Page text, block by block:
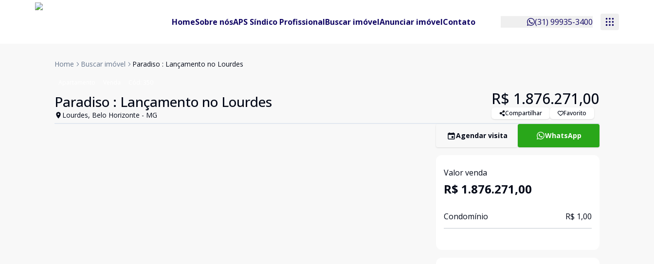
HomeSobre nósAPS Síndico ProfissionalBuscar imóvelAnunciar imóvelContato (31) 99935-3400
Home Buscar imóvel Paradiso : Lançamento no Lourdes
Paradiso : Lançamento no Lourdes
Lourdes, Belo Horizonte - MG
R$ 1.876.271,00
Compartilhar Favorito
Agendar visita WhatsApp
Valor venda
R$ 1.876.271,00
Condomínio R$ 1,00